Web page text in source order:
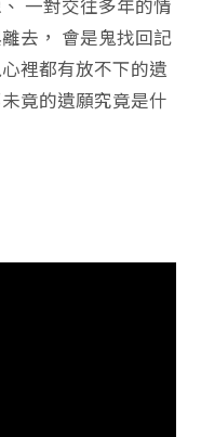
一對交往多年的情
去， 會是鬼找回記
裡都有放不下的遺
竟的遺願究竟是什